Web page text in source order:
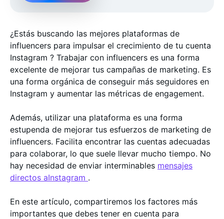
¿Estás buscando las mejores plataformas de
influencers para impulsar el crecimiento de tu cuenta
Instagram ? Trabajar con influencers es una forma
excelente de mejorar tus campañas de marketing. Es
una forma orgánica de conseguir más seguidores en
Instagram y aumentar las métricas de engagement.
Además, utilizar una plataforma es una forma
estupenda de mejorar tus esfuerzos de marketing de
influencers. Facilita encontrar las cuentas adecuadas
para colaborar, lo que suele llevar mucho tiempo. No
hay necesidad de enviar interminables mensajes
directos aInstagram .
En este artículo, compartiremos los factores más
importantes que debes tener en cuenta para